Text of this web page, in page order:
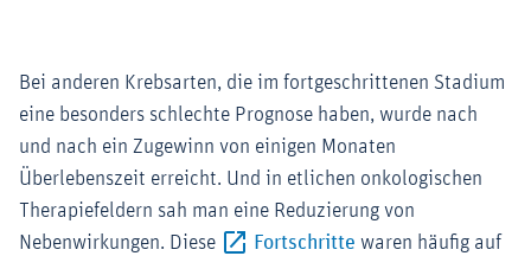
Bei anderen Krebsarten, die im fortgeschrittenen Stadium
eine besonders schlechte Prognose haben, wurde nach
und nach ein Zugewinn von einigen Monaten
Überlebenszeit erreicht. Und in etlichen onkologischen
Therapiefeldern sah man eine Reduzierung von
Nebenwirkungen. Diese
Fortschritte Externer-Link
waren häufig auf